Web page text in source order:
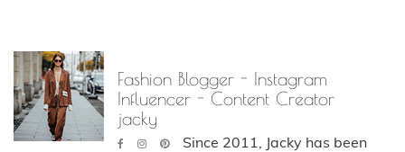
Fashion Blogger - Instagram
Influencer - Content Creator
jacky
Since 2011, Jacky has been